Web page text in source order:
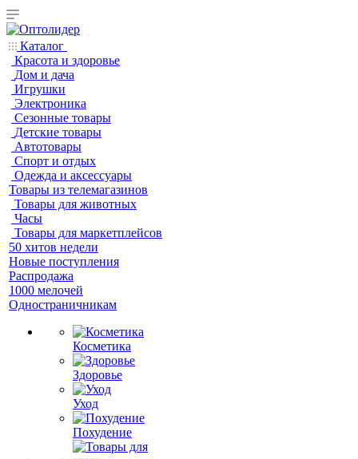
Каталог
Красота и здоровье
Дом и дача
Игрушки
Электроника
Сезонные товары
Детские товары
Автотовары
Спорт и отдых
Одежда и аксессуары
Товары из телемагазинов
Товары для животных
Часы
Товары для маркетплейсов
50 хитов недели
Новые поступления
Распродажа
1000 мелочей
Одностраничникам
Косметика
Здоровье
Уход
Похудение